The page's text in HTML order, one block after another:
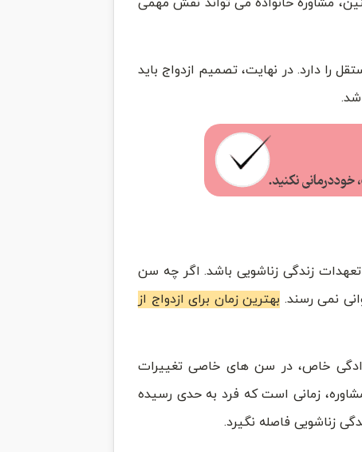
را دارد. در نهایت، تصمیم ازدواج باید
تعهدات زندگی زناشویی باشد. اگر چه سن
نمی رسند. بهترین زمان برای ازدواج از
خاص، در سن های خاصی تغییرات
زمانی است که فرد به حدی رسیده
زناشویی فاصله نگیرد.